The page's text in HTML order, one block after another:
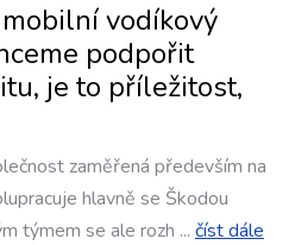
vodíkový
podpořit
je to příležitost,
zaměřená především na
hlavně se Škodou
týmem se ale rozh ... číst dále